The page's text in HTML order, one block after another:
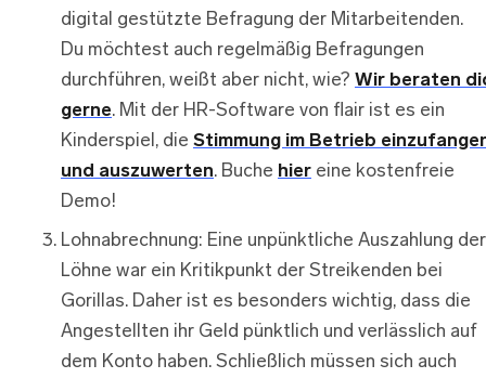
digital gestützte Befragung der Mitarbeitenden.
Du möchtest auch regelmäßig Befragungen
durchführen, weißt aber nicht, wie? Wir beraten
gerne. Mit der HR-Software von flair ist es ein
Kinderspiel, die Stimmung im Betrieb
und auszuwerten. Buche hier eine kostenfreie
Demo!
Lohnabrechnung: Eine unpünktliche Auszahlung der
Löhne war ein Kritikpunkt der Streikenden bei
Gorillas. Daher ist es besonders wichtig, dass die
Angestellten ihr Geld pünktlich und verlässlich auf
dem Konto haben. Schließlich müssen sich auch